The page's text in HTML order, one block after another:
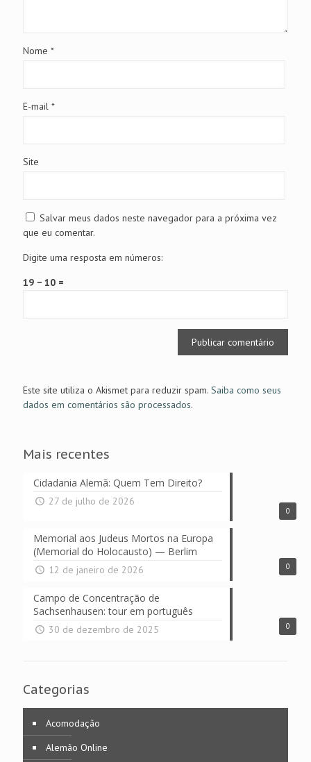
Nome *
E-mail *
Site
Salvar meus dados neste navegador para a próxima vez
que eu comentar.
Digite uma resposta em números:
19 − 10 =
Este site utiliza o Akismet para reduzir spam. Saiba como seus
dados em comentários são processados.
Mais recentes
0
Cidadania Alemã: Quem Tem Direito?
27 de julho de 2026
0
Memorial aos Judeus Mortos na Europa
(Memorial do Holocausto) — Berlim
12 de janeiro de 2026
0
Campo de Concentração de
Sachsenhausen: tour em português
30 de dezembro de 2025
Categorias
Acomodação
Alemão Online